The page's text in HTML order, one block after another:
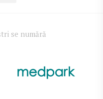
se numără